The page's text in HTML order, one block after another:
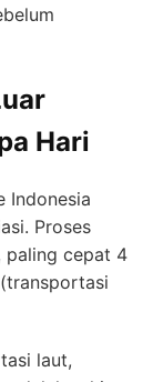
Hari
Indonesia
Proses
paling cepat 4
laut,